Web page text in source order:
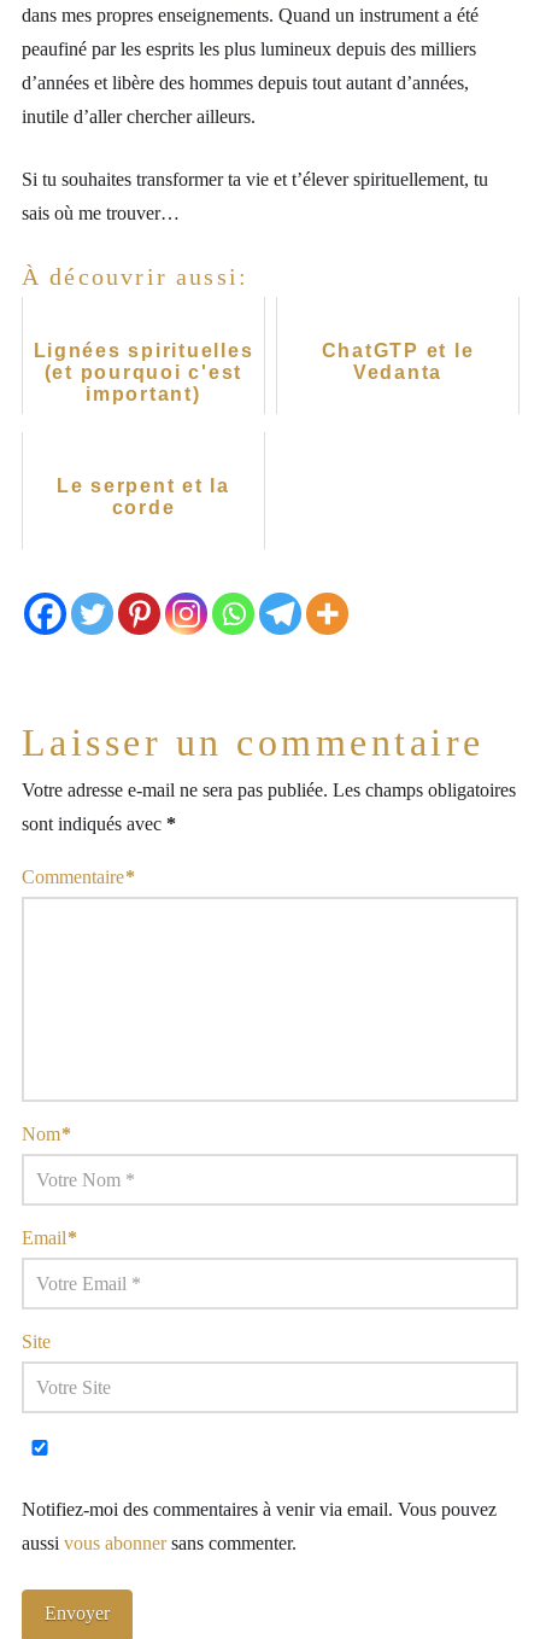
dans mes propres enseignements. Quand un instrument a été
peaufiné par les esprits les plus lumineux depuis des milliers
d’années et libère des hommes depuis tout autant d’années,
inutile d’aller chercher ailleurs.
Si tu souhaites transformer ta vie et t’élever spirituellement, tu
sais où me trouver…
À découvrir aussi:
Lignées spirituelles
(et pourquoi c'est
important)
ChatGTP et le
Vedanta
Le serpent et la
corde
Laisser un commentaire
Votre adresse e-mail ne sera pas publiée. Les champs obligatoires
sont indiqués avec *
Commentaire*
Nom*
Email*
Site
Notifiez-moi des commentaires à venir via email. Vous pouvez
aussi vous abonnersans commenter.